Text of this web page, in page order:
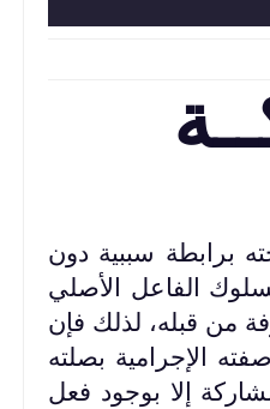
برابطة سببية دون
الفاعل الأصلي
من قبله، لذلك فإن
الإجرامية بصلته
إلا بوجود فعل